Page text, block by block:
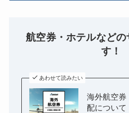
航空券・ホテルなど
す！
あわせて読みたい
海外航空券
配について